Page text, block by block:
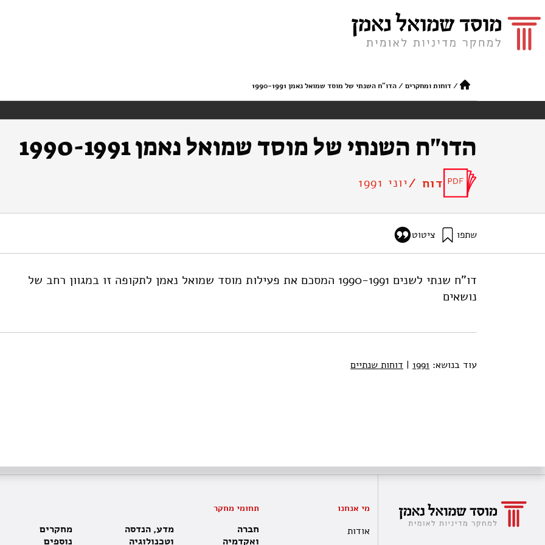
/דוחות ומחקרים /הדו"ח השנתי של מוסד שמואל נאמן 1990-1991
הדו"ח השנתי של מוסד שמואל נאמן 1990-1991
דוח /יוני 1991
שתפו ציטוט
דו"ח שנתי לשנים 1990-1991 המסכם את פעילות מוסד שמואל נאמן לתקופה זו במגוון רחב של
נושאים
עוד בנושא: 1991
| דוחות שנתיים
מי אנחנו
אודות
תחומי מחקר
חברה
ואקדמיה
מדע, הנדסה
וטכנולוגיה
מחקרים
נוספים